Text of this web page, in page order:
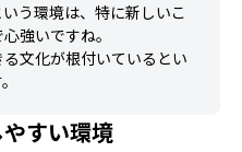
いう環境は、特に新しいこ
強いですね。
文化が根付いているとい
すい環境